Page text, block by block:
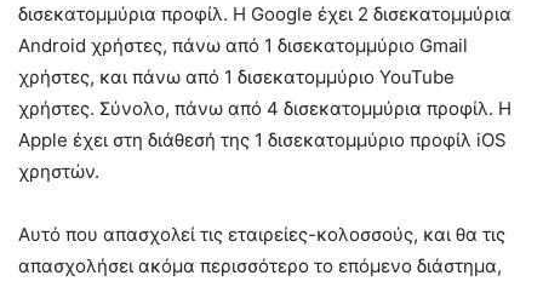
δισεκατομμύρια προφίλ. Η Google έχει 2 δισεκατομμύρια
Android χρήστες, πάνω από 1 δισεκατομμύριο Gmail
χρήστες, και πάνω από 1 δισεκατομμύριο YouTube
χρήστες. Σύνολο, πάνω από 4 δισεκατομμύρια προφίλ. Η
Apple έχει στη διάθεσή της 1 δισεκατομμύριο προφίλ iOS
χρηστών.
Αυτό που απασχολεί τις εταιρείες-κολοσσούς, και θα τις
απασχολήσει ακόμα περισσότερο το επόμενο διάστημα,